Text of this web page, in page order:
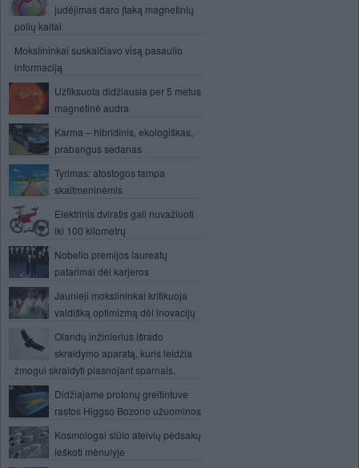
judėjimas daro įtaką magnetinių
polių kaitai
Mokslininkai suskaičiavo visą pasaulio
informaciją
Užfiksuota didžiausia per 5 metus
magnetinė audra
Karma – hibridinis, ekologiškas,
prabangus sedanas
Tyrimas: atostogos tampa
skaitmeninėmis
Elektrinis dviratis gali nuvažiuoti
iki 100 kilometrų
Nobelio premijos laureatų
patarimai dėl karjeros
Jaunieji mokslininkai kritikuoja
valdišką optimizmą dėl inovacijų
Olandų inžinierius išrado
skraidymo aparatą, kuris leidžia
žmogui skraidyti plasnojant sparnais.
Didžiajame protonų greitintuve
rastos Higgso Bozono užuominos
Kosmologai siūlo ateivių pėdsakų
ieškoti mėnulyje